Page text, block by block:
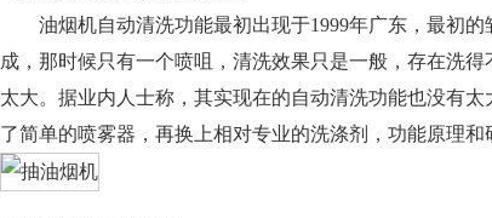
油烟机自动清洗功能最初出现于1999年广东，最初的
成，那时候只有一个喷咀，清洗效果只是一般，存在洗
太大。据业内人士称，其实现在的自动清洗功能也没有
了简单的喷雾器，再换上相对专业的洗涤剂，功能原理和